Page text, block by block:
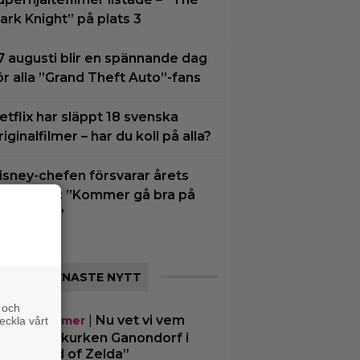
Knight” på plats 3
augusti blir en spännande dag
alla ”Grand Theft Auto”-fans
har släppt 18 svenska
– har du koll på alla?
chefen försvarar årets
”Kommer gå bra på
SENASTE NYTT
filmer| Nu vet vi vem
spelar skurken Ganondorf i
Legend of Zelda”
vårt